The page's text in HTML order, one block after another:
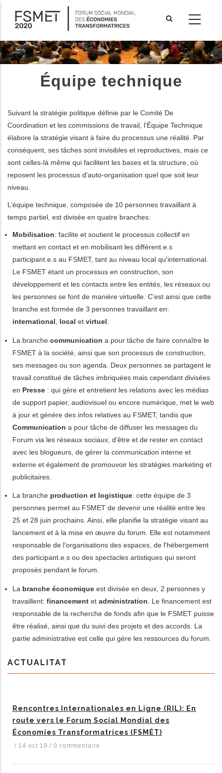
contenu
principal
Équipe technique
Suivant la stratégie politique définie par le Comité De
Coordination et les commissions de travail, l'Équipe Technique
élabore la stratégie visant à faire du processus une réalité. Par
conséquent, ses tâches sont invisibles et reproductives, mais ce
sont celles-là même qui facilitent les bases et la structure, où
reposent les processus d'auto-organisation quel que soit leur
niveau.
L’équipe technique, composée de 10 personnes travaillant à
temps partiel, est divisée en quatre branches:
Mobilisation: facilite et soutient le processus collectif en
mettant en contact et en mobilisant les différent.e.s
participant.e.s au FSMET, tant au niveau local qu'international.
Le FSMET étant un processus en construction, son
développement et les contacts entre les entités, les réseaux ou
les personnes se font de manière virtuelle. C’est ainsi que cette
branche est formée de 3 personnes travaillant en:
international, local et virtuel.
La branche communication a pour tâche de faire connaître le
FSMET à la société, ainsi que son processus de construction,
ses messages ou son agenda. Deux personnes se partagent le
travail constitué de tâches imbriquées mais cependant divisées
en Presse : qui gère et entretient les relations avec les médias
de support papier, audiovisuel ou encore numérique, met le web
à jour et génère des infos relatives au FSMET; tandis que
Communication a pour tâche de diffuser les messages du
Forum via les réseaux sociaux, d’être et de rester en contact
avec les blogueurs, de gérer la communication interne et
externe et également de promouvoir les stratégies marketing et
publicitaires.
La branche production et logistique: cette équipe de 3
personnes permet au FSMET de devenir une réalité entre les
25 et 28 juin prochains. Ainsi, elle planifie la stratégie visant au
lancement et à la mise en œuvre du forum. Elle est notamment
responsable de l’organisations des espaces, de l'hébergement
des participant.e.s ou des spectacles artistiques qui seront
proposés pendant le forum.
La branche économique est divisée en deux, 2 personnes y
travaillent: financement et administration . Le financement est
responsable de la recherche de fonds afin que le FSMET puisse
être réalisé, ainsi que du suivi des projets et des accords. La
partie administrative est celle qui gère les ressources du forum.
ACTUALITAT
Rencontres Internationales en Ligne (RIL): En
route vers le Forum Social Mondial des
Économies Transformatrices (FSMÉT)
/ 14 oct 19 / 0 commentaire